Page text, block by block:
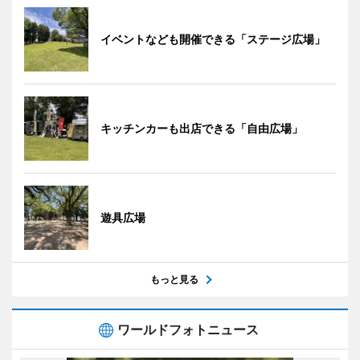
イベントなども開催できる「ステージ広場」
キッチンカーも出店できる「自由広場」
遊具広場
もっと見る
ワールドフォトニュース